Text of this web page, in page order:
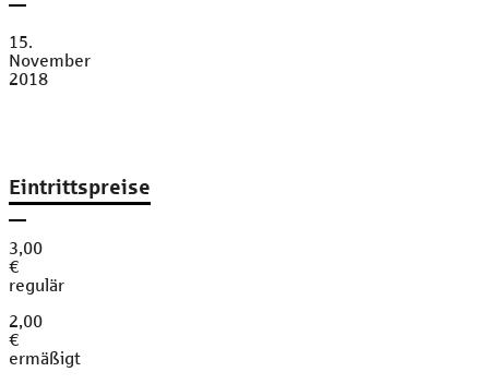
15.
November
2018
Eintrittspreise
3,00
€
regulär
2,00
€
ermäßigt